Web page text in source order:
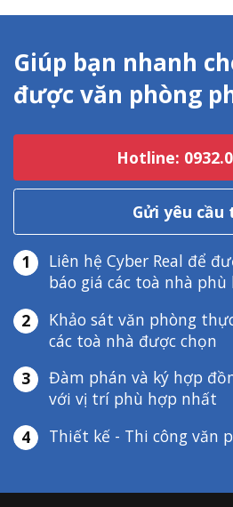
Giúp bạn nhanh
được văn phòng
Hotline:
Gửi yêu cầu
1
Liên hệ Cyber Real để
báo giá các toà nhà phù
2
Khảo sát văn phòng
các toà nhà được chọn
3
Đàm phán và ký hợp
với vị trí phù hợp nhất
4
Thiết kế - Thi công văn